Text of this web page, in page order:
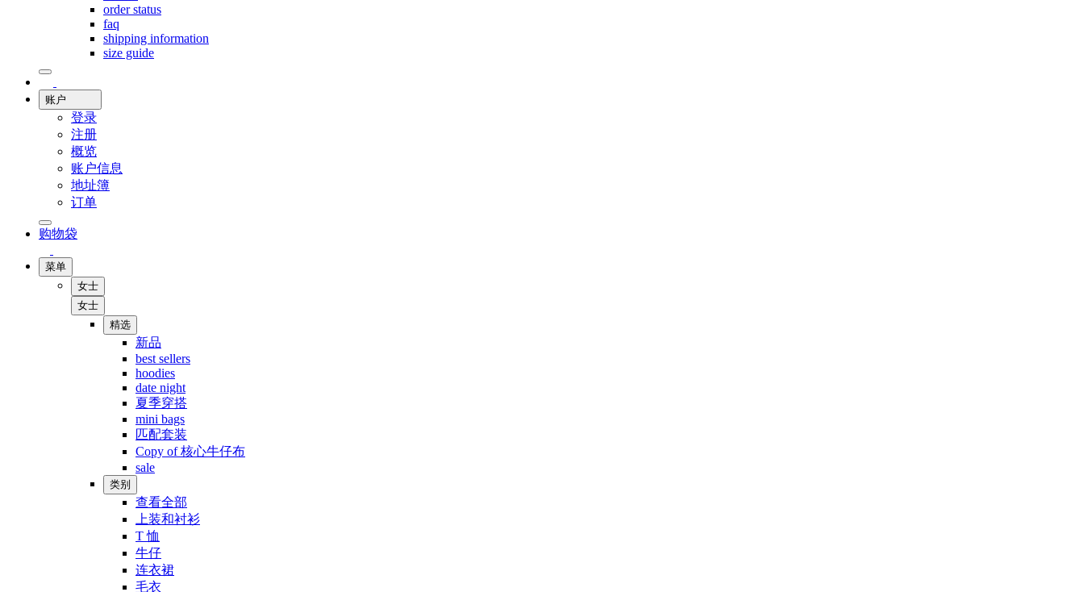
order status
faq
shipping information
size guide
账户
登录
注册
概览
账户信息
地址簿
订单
购物袋
菜单
女士
女士
精选
新品
best sellers
hoodies
date night
夏季穿搭
mini bags
匹配套装
Copy of 核心牛仔布
sale
类别
查看全部
上装和衬衫
T 恤
牛仔
连衣裙
毛衣